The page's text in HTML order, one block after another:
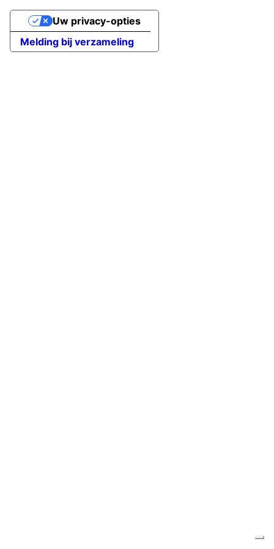
Melding bij verzameling
Uw privacy-opties